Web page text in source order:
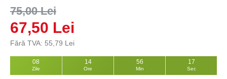
08
Zile
14
Ore
56
Min
16
Sec
75,00 Lei
67,50 Lei
Fără TVA: 55,79 Lei